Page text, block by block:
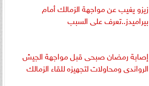
زيزو يغيب عن مواجهة الزمالك أمام
بيراميدز..تعرف على السبب
إصابة رمضان صبحى قبل مواجهة الجيش
الرواندى ومحاولات لتجهيزه للقاء الزمالك